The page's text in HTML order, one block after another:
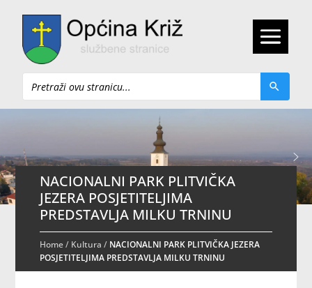
Pretraži
NACIONALNI PARK PLITVIČKA
JEZERA POSJETITELJIMA
PREDSTAVLJA MILKU TRNINU
Home/ Kultura / NACIONALNI PARK PLITVIČKA JEZERA
POSJETITELJIMA PREDSTAVLJA MILKU TRNINU